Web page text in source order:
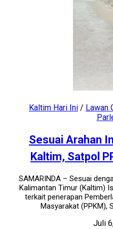
Kaltim Hari Ini / Lawan
Sesuai Arahan
Kaltim, Satpol
SAMARINDA – Sesuai
Kalimantan Timur (Kaltim)
terkait penerapan
Masyarakat (PPKM),
Juli